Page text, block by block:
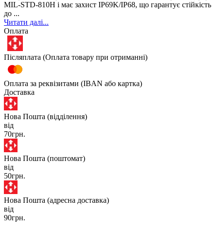
MIL-STD-810H і має захист IP69K/IP68, що гарантує стійкість
до ...
Читати далі...
Оплата
Післяплата (Оплата товару при отриманні)
Оплата за реквізитами (IBAN або картка)
Доставка
Нова Пошта (відділення)
від
70грн.
Нова Пошта (поштомат)
від
50грн.
Нова Пошта (адресна доставка)
від
90грн.